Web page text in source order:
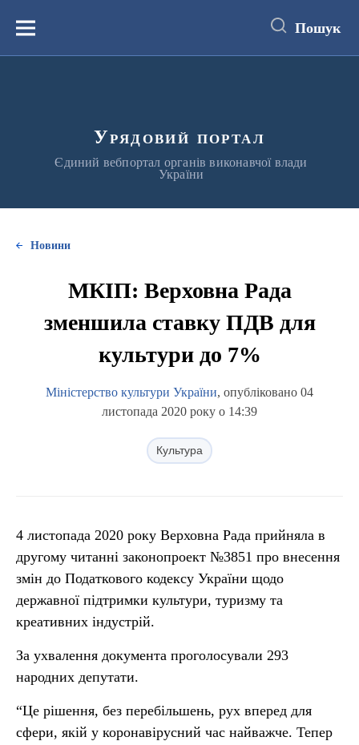
вмістуМеню Пошук
Урядовий портал
Єдиний вебпортал органів виконавчої влади
України
Новини
МКІП: Верховна Рада
зменшила ставку ПДВ для
культури до 7%
Міністерство культури України, опубліковано 04
листопада 2020 року о 14:39
Культура
4 листопада 2020 року Верховна Рада прийняла в
другому читанні законопроект №3851 про внесення
змін до Податкового кодексу України щодо
державної підтримки культури, туризму та
креативних індустрій.
За ухвалення документа проголосували 293
народних депутати.
“Це рішення, без перебільшень, рух вперед для
сфери, якій у коронавірусний час найважче. Тепер